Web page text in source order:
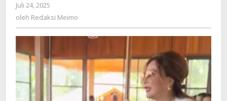
TP
PKK
Berbaur
dan
Menyalami
Peserta
Juli 24, 2025
Redaksi
oleh Redaksi Meimo